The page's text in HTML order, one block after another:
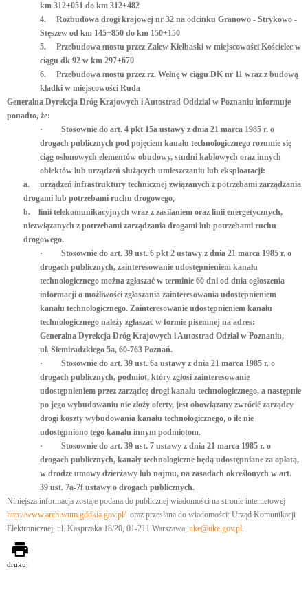
km 312+051 do km 312+482
4. Rozbudowa drogi krajowej nr 32 na odcinku Granowo - Strykowo -
Stęszew od km 145+850 do km 150+150
5. Przebudowa mostu przez Zalew Kiełbaski w miejscowości Kościelec w
ciągu dk 92 w km 297+670
6. Przebudowa mostu przez rz. Wełnę w ciągu DK nr 11 wraz z budową
kładki w miejscowości Ruda
Generalna Dyrekcja Dróg Krajowych i Autostrad Oddział w Poznaniu informuje
ponadto, że:
· Stosownie do art. 4 pkt 15a ustawy z dnia 21 marca 1985 r. o
drogach publicznych pod pojęciem kanału technologicznego rozumie się
ciąg osłonowych elementów obudowy, studni kablowych oraz innych
obiektów lub urządzeń służących umieszczaniu lub eksploatacji:
a. urządzeń infrastruktury technicznej związanych z potrzebami zarządzania
drogami lub potrzebami ruchu drogowego,
b. linii telekomunikacyjnych wraz z zasilaniem oraz linii energetycznych,
niezwiązanych z potrzebami zarządzania drogami lub potrzebami ruchu
drogowego.
· Stosownie do art. 39 ust. 6 pkt 2 ustawy z dnia 21 marca 1985 r. o
drogach publicznych, zainteresowanie udostępnieniem kanału
technologicznego można zgłaszać w terminie 60 dni od dnia ogłoszenia
informacji o możliwości zgłaszania zainteresowania udostępnieniem
kanału technologicznego. Zainteresowanie udostępnieniem kanału
technologicznego należy zgłaszać w formie pisemnej na adres:
Generalna Dyrekcja Dróg Krajowych i Autostrad Odział w Poznaniu,
ul. Siemiradzkiego 5a, 60-763 Poznań.
· Stosownie do art. 39 ust. 6a ustawy z dnia 21 marca 1985 r. o
drogach publicznych, podmiot, który zgłosi zainteresowanie
udostępnieniem przez zarządcę drogi kanału technologicznego, a następnie
po jego wybudowaniu nie złoży oferty, jest obowiązany zwrócić zarządcy
drogi koszty wybudowania kanału technologicznego, o ile nie
udostępniono tego kanału innym podmiotom.
· Stosownie do art. 39 ust. 7 ustawy z dnia 21 marca 1985 r. o
drogach publicznych, kanały technologiczne będą udostępniane za opłatą,
w drodze umowy dzierżawy lub najmu, na zasadach określonych w art.
39 ust. 7a-7f ustawy o drogach publicznych.
Niniejsza informacja zostaje podana do publicznej wiadomości na stronie internetowej
http://www.archiwum.gddkia.gov.pl/oraz przesłana do wiadomości: Urząd Komunikacji
Elektronicznej, ul. Kasprzaka 18/20, 01-211 Warszawa, uke@uke.gov.pl.
drukuj